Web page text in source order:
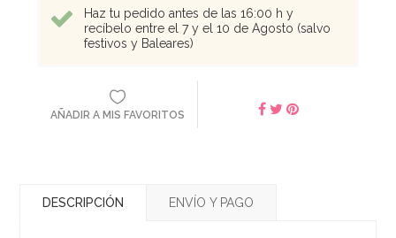
Haz tu pedido antes de las 16:00 h y
recíbelo entre el 7 y el 10 de Agosto (salvo
festivos y Baleares)
AÑADIR A MIS FAVORITOS
DESCRIPCIÓN ENVÍO Y PAGO